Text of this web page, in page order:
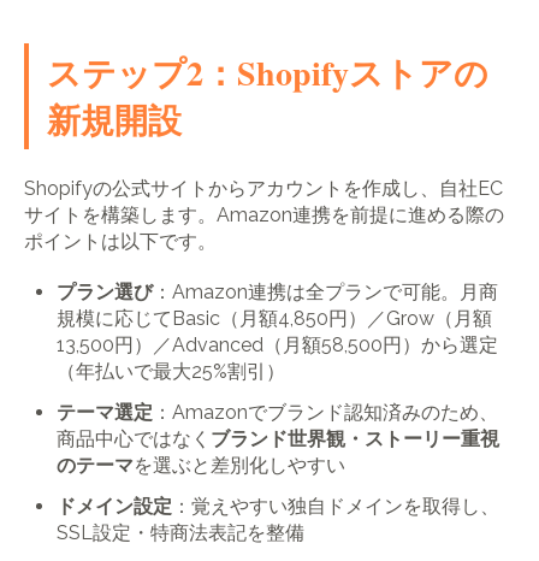
ステップ2：Shopifyストアの
新規開設
Shopifyの公式サイトからアカウントを作成し、自社EC
サイトを構築します。Amazon連携を前提に進める際の
ポイントは以下です。
プラン選び：Amazon連携は全プランで可能。月商
規模に応じてBasic（月額4,850円）／Grow（月額
13,500円）／Advanced（月額58,500円）から選定
（年払いで最大25%割引）
テーマ選定 ：Amazonでブランド認知済みのため、
商品中心ではなく ブランド世界観・ストーリー重視
のテーマを選ぶと差別化しやすい
ドメイン設定 ：覚えやすい独自ドメインを取得し、
SSL設定・特商法表記を整備